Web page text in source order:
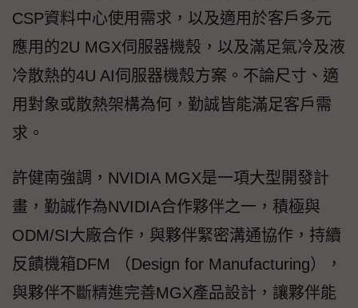
CSP資料中心使用需求，以及適用於客戶多元
應用的2U MGX伺服器機殼，以及滿足氣冷及液
冷散熱的4U AI伺服器機殼方案。不論尺寸、適
用對象或散熱架構為何，勤誠皆能滿足客戶需
求。
許健南強調，NVIDIA MGX是一項大型開發計
畫，勤誠作為NVIDIA合作夥伴之一，積極與
ODM/SI大廠合作，與夥伴緊密溝通協作，持續
反饋機箱DFM （Design for Manufacturing），
與夥伴不斷精進完善MGX產品設計，讓夥伴能